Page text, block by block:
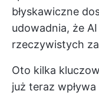
błyskawiczne
udowadnia, że
rzeczywistych
Oto kilka
już teraz